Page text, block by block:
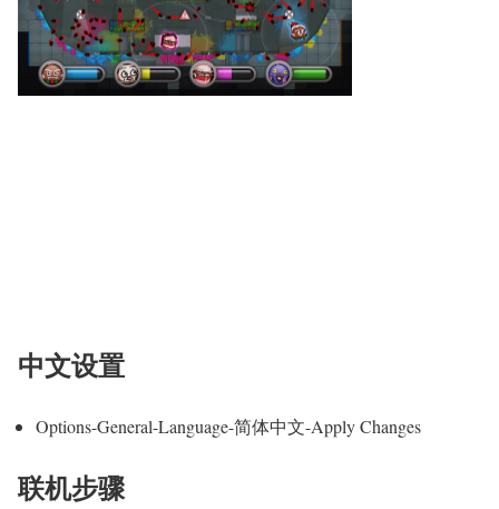
中文设置
Options-General-Language-简体中文-Apply Changes
联机步骤